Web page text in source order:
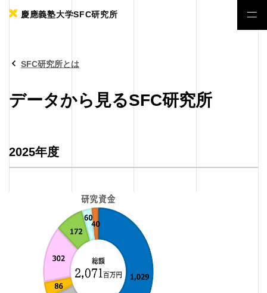
慶應義塾大学SFC研究所
SFC研究所とは
データから見るSFC研究所
2025年度